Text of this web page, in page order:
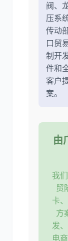
阀、
压系
传动
口贸
制开
件和
客户
案。
由
我
贸
卡
方
发
电